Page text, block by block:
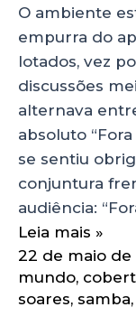
O ambiente
empurra do
lotados, vez
discussões
alternava
absoluto
se sentiu
conjuntura
audiência:
Leia mais »
22 de maio de
mundo,
soares, samba,